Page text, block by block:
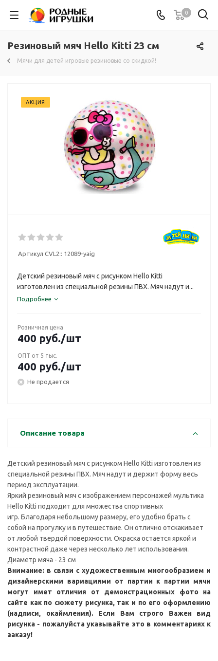
0
Резиновый мяч Hello Kitti 23 см
Мячи для детей игровые резиновые со скидкой!
АКЦИЯ
Артикул CVL2:: 12089-yaig
Детский резиновый мяч с рисунком Hello Kitti
изготовлен из специальной резины ПВХ. Мяч надут и...
Подробнее
Розничная цена
400 руб./шт
ОПТ от 5 тыс.
400 руб./шт
Не продается
Описание товара
Детский резиновый мяч с рисунком Hello Kitti изготовлен из
специальной резины ПВХ. Мяч надут и держит форму весь
период эксплуатации.
Яркий резиновый мяч с изображением персонажей мультика
Hello Kitti подходит для множества спортивных
игр. Благодаря небольшому размеру, его удобно брать с
собой на прогулку и в путешествие. Он отлично отскакивает
от любой твердой поверхности. Окраска остается яркой и
контрастной даже через несколько лет использования.
Диаметр мяча - 23 см
Внимание: в связи с художественным многообразием и
дизайнерскими вариациями от партии к партии мячи
могут имет отличия от демонстрационных фото на
сайте как по сюжету рисунка, так и по его оформлению
(надписи, окаймления). Если Вам строго Важен вид
рисунка - пожалуйста указывайте это в комментариях к
заказу!